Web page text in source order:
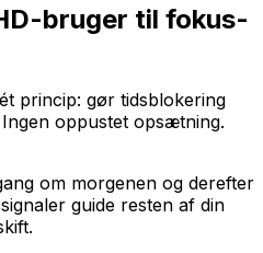
bruger til fokus-
princip: gør tidsblokering
oppustet opsætning.
om morgenen og derefter
guide resten af din